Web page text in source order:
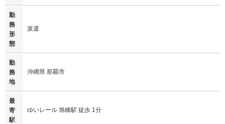
勤
務
形
態
派遣
勤
務
地
沖縄県 那覇市
最
寄
駅
ゆいレール 旭橋駅 徒歩 1分